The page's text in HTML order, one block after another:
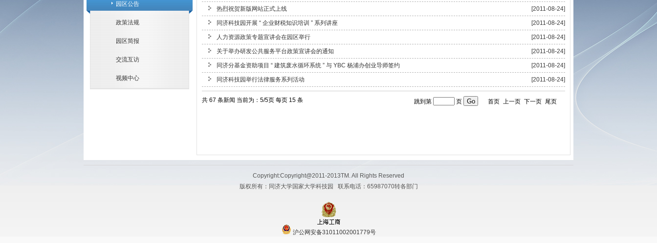
园区公告
政策法规
园区简报
交流互访
视频中心
热烈祝贺新版网站正式上线 [2011-08-24]
同济科技园开展 “ 企业财税知识培训 ” 系列讲座 [2011-08-24]
人力资源政策专题宣讲会在园区举行 [2011-08-24]
关于举办研发公共服务平台政策宣讲会的通知 [2011-08-24]
同济分基金资助项目 “ 建筑废水循环系统 ” 与 YBC 杨浦办创业导师签约 [2011-08-24]
同济科技园举行法律服务系列活动 [2011-08-24]
共 67 条新闻 当前为：5/5页 每页 15 条 跳到第 页 首页 上一页 下一页 尾页
Copyright:Copyright@2011-2013TM. All Rights Reserved
版权所有：同济大学国家大学科技园 联系电话：65987070转各部门
沪公网安备31011002001779号